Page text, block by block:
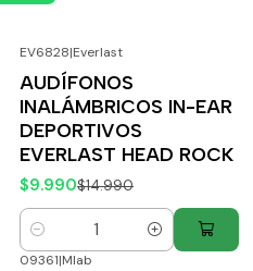
EV6828|Everlast
AUDÍFONOS
INALÁMBRICOS IN-EAR
DEPORTIVOS
EVERLAST HEAD ROCK
$9.990$14.990
Cantidad
09361|Mlab